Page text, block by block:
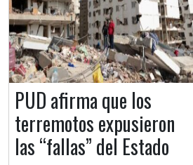
PUD afirma que los
terremotos expusieron
las “fallas” del Estado